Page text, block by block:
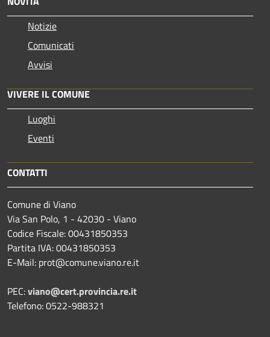
Notizie
Comunicati
Avvisi
VIVERE IL COMUNE
Luoghi
Eventi
CONTATTI
Comune di Viano
Via San Polo, 1 - 42030 - Viano
Codice Fiscale: 00431850353
Partita IVA: 00431850353
E-Mail: prot@comune.viano.re.it
PEC:viano@cert.provincia.re.it
Telefono: 0522-988321